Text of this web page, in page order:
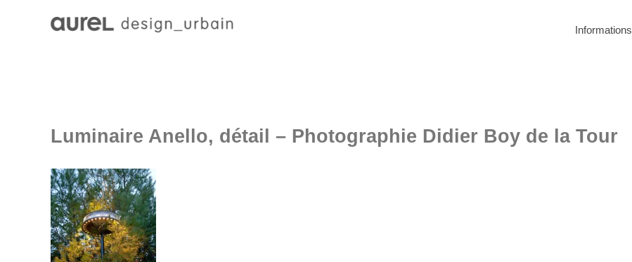
Informations
Luminaire Anello, détail – Photographie Didier Boy de la Tour